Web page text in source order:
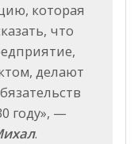
которая
что
делают
году», —
.